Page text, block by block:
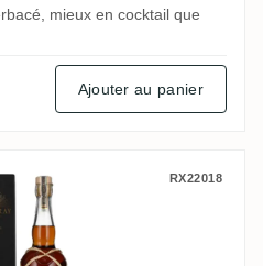
mieux en cocktail que
Ajouter au panier
Cask Finish) 2012
RX22018